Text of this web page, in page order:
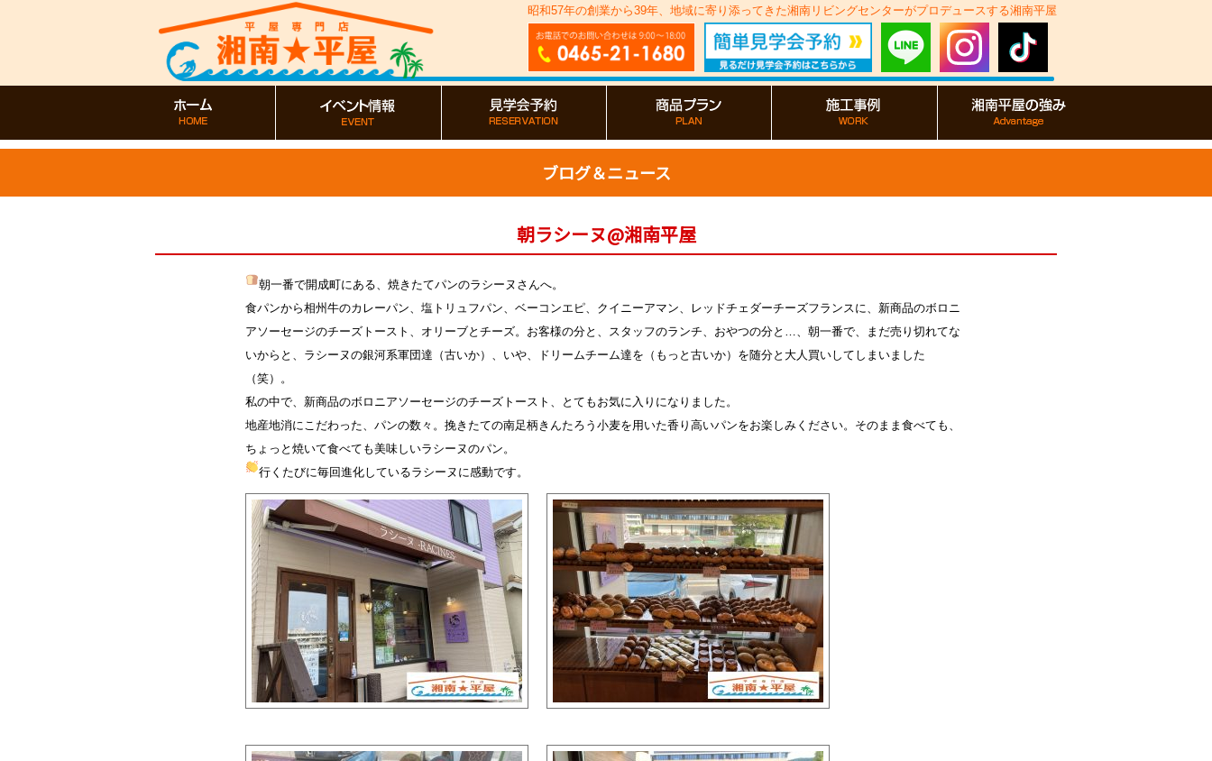
昭和57年の創業から39年、地域に寄り添ってきた湘南リビングセンターがプロデュースする湘南平屋
ブログ＆ニュース
朝ラシーヌ@湘南平屋
朝一番で開成町にある、焼きたてパンのラシーヌさんへ。
食パンから相州牛のカレーパン、塩トリュフパン、ベーコンエピ、クイニーアマン、レッドチェダーチーズフランスに、新商品のボロニ
アソーセージのチーズトースト、オリーブとチーズ。お客様の分と、スタッフのランチ、おやつの分と…、朝一番で、まだ売り切れてな
いからと、ラシーヌの銀河系軍団達（古いか）、いや、ドリームチーム達を（もっと古いか）を随分と大人買いしてしまいました
（笑）。
私の中で、新商品のボロニアソーセージのチーズトースト、とてもお気に入りになりました。
地産地消にこだわった、パンの数々。挽きたての南足柄きんたろう小麦を用いた香り高いパンをお楽しみください。そのまま食べても、
ちょっと焼いて食べても美味しいラシーヌのパン。
行くたびに毎回進化しているラシーヌに感動です 。